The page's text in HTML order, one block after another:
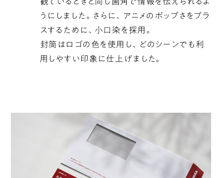
うにしました。さらに、アニメのポップさをプラ
スするために、小口染を採用。
封筒はロゴの色を使用し、どのシーンでも利
用しやすい印象に仕上げました。